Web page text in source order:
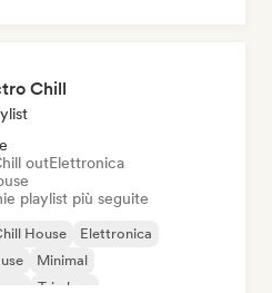
Chill
outElettronica
playlist più seguite
House
Elettronica
Minimal
Trip hop